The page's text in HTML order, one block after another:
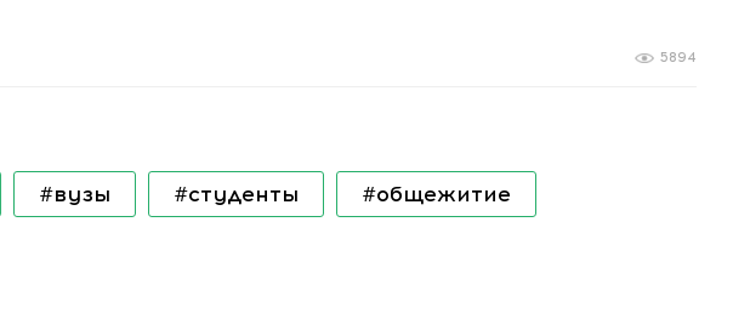
5894
#вузы #студенты #общежитие